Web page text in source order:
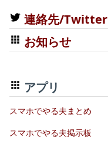
連絡先/Twitter
お知らせ
アプリ
スマホでやる夫まとめ
スマホでやる夫掲示板